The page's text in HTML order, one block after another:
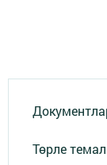
Төрле